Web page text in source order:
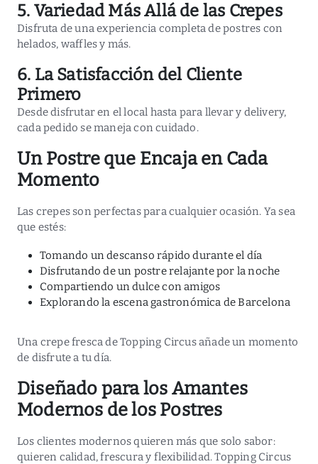
5. Variedad Más Allá de las Crepes
Disfruta de una experiencia completa de postres con
helados, waffles y más.
6. La Satisfacción del Cliente
Primero
Desde disfrutar en el local hasta para llevar y delivery,
cada pedido se maneja con cuidado.
Un Postre que Encaja en Cada
Momento
Las crepes son perfectas para cualquier ocasión. Ya sea
que estés:
Tomando un descanso rápido durante el día
Disfrutando de un postre relajante por la noche
Compartiendo un dulce con amigos
Explorando la escena gastronómica de Barcelona
Una crepe fresca de Topping Circus añade un momento
de disfrute a tu día.
Diseñado para los Amantes
Modernos de los Postres
Los clientes modernos quieren más que solo sabor:
quieren calidad, frescura y flexibilidad. Topping Circus